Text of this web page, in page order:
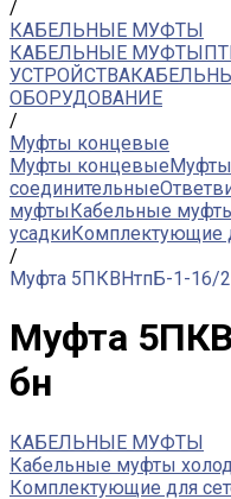
/
КАБЕЛЬНЫЕ МУФТЫ
КАБЕЛЬНЫЕ МУФТЫ
УСТРОЙСТВА
ОБОРУДОВАНИЕ
/
Муфты концевые
Муфты концевыеМуфты
соединительные
муфтыКабельные
усадкиКомплектующие
/
Муфта 5ПКВНтпБ-1-16/
Муфта
бн
КАБЕЛЬНЫЕ МУФТЫ
Кабельные муфты
Комплектующие для